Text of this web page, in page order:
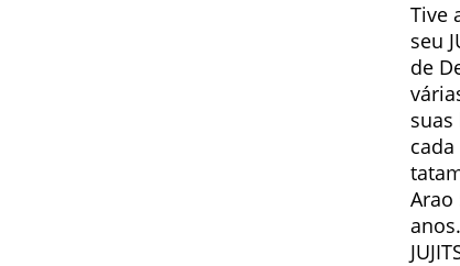
Tive
seu
de
suas
Arao